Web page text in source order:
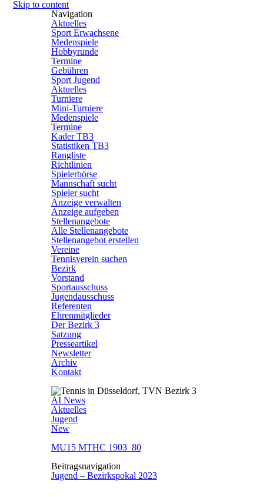
Skip to content
Navigation
Aktuelles
Sport Erwachsene
Medenspiele
Hobbyrunde
Termine
Gebühren
Sport Jugend
Aktuelles
Turniere
Mini-Turniere
Medenspiele
Termine
Kader TB3
Statistiken TB3
Rangliste
Richtlinien
Spielerbörse
Mannschaft sucht
Spieler sucht
Anzeige verwalten
Anzeige aufgeben
Stellenangebote
Alle Stellenangebote
Stellenangebot erstellen
Vereine
Tennisverein suchen
Bezirk
Vorstand
Sportausschuss
Jugendausschuss
Referenten
Ehrenmitglieder
Der Bezirk 3
Satzung
Presseartikel
Newsletter
Archiv
Kontakt
AI News
Aktuelles
Jugend
New
MU15 MTHC 1903_80
Beitragsnavigation
Jugend – Bezirkspokal 2023